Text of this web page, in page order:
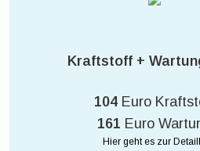
Kraftstoff +
104 Euro
161 Euro
Hier geht es zur